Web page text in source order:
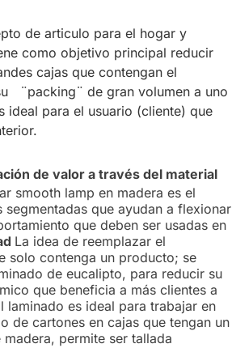
de articulo para el hogar y
como objetivo principal reducir
cajas que contengan el
¨packing¨ de gran volumen a uno
ideal para el usuario (cliente) que
de valor a través del material
smooth lamp en madera es el
que ayudan a flexionar
que deben ser usadas en
La idea de reemplazar el
solo contenga un producto; se
de eucalipto, para reducir su
que beneficia a más clientes a
es ideal para trabajar en
de cartones en cajas que tengan un
permite ser tallada